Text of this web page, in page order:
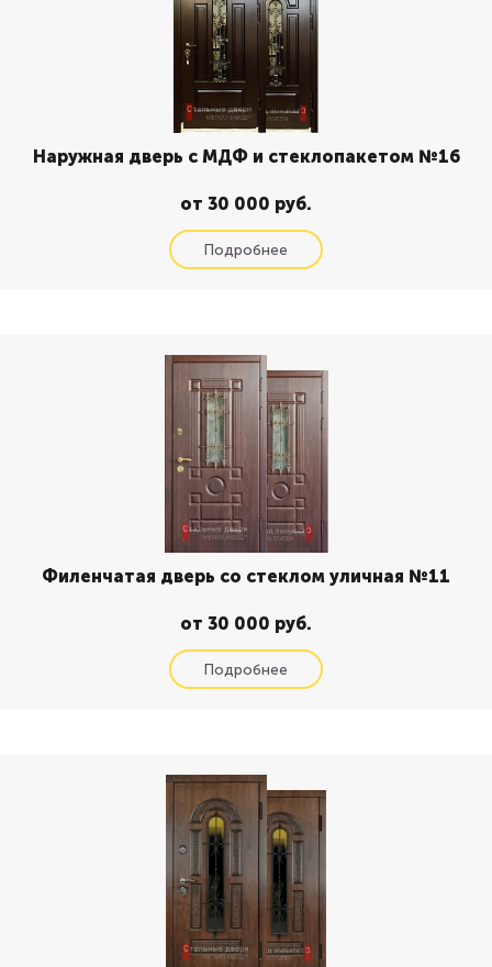
Наружная дверь с МДФ и стеклопакетом №16
от 30 000 руб.
Филенчатая дверь со стеклом уличная №11
от 30 000 руб.